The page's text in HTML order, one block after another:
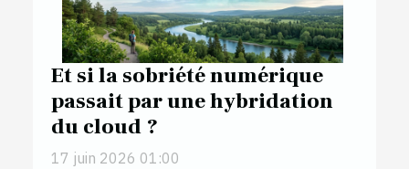
Et si la sobriété numérique
passait par une hybridation
du cloud ?
17 juin 2026 01:00